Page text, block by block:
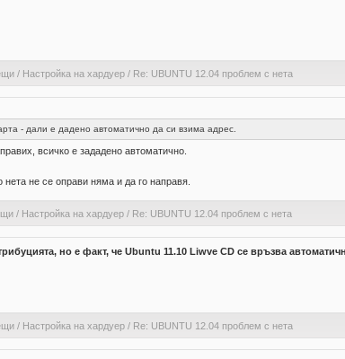
/ Настройка на хардуер / Re: UBUNTU 12.04 проблем с нета
- дали е дадено автоматично да си взима адрес.
всичко е зададено автоматично.
не се оправи няма и да го направя.
/ Настройка на хардуер / Re: UBUNTU 12.04 проблем с нета
но е факт, че Ubuntu 11.10 Liwve CD се връзва
/ Настройка на хардуер / Re: UBUNTU 12.04 проблем с нета